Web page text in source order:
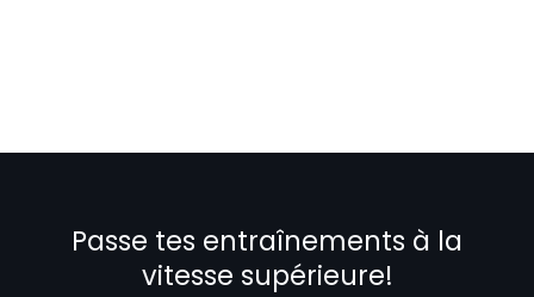
Passe tes entraînements à la
vitesse supérieure!